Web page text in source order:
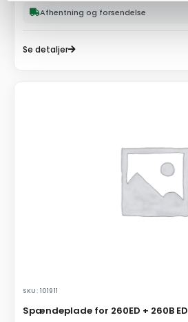
Afhentning og forsendelse
Se detaljer
SKU: 101911
Spændeplade for 260ED + 260B ED